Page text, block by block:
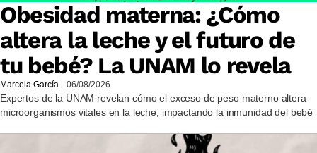
Obesidad materna: ¿Cómo
altera la leche y el futuro de
tu bebé? La UNAM lo revela
Marcela García 06/08/2026
Expertos de la UNAM revelan cómo el exceso de peso materno altera
microorganismos vitales en la leche, impactando la inmunidad del bebé